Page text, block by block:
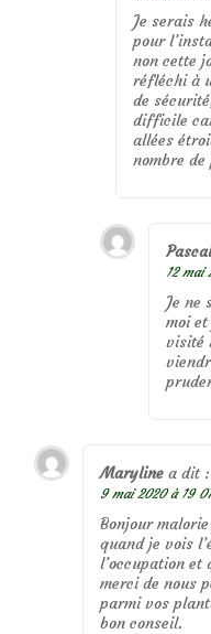
Je serais
pour
non cette
réfléchi à
de
difficile
allées
nombre
12 mai
Je ne
moi
visité
Maryline a dit :
9 mai 2020 à 19
Bonjour
quand je vois
l’occupation et
merci de nous
parmi vos
bon conseil.